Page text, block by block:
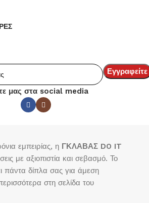
μας στα social media
εμπειρίας, η ΓΚΛΑΒΑΣ DO IT
με αξιοπιστία και σεβασμό. Το
πάντα δίπλα σας για άμεση
στη σελίδα του